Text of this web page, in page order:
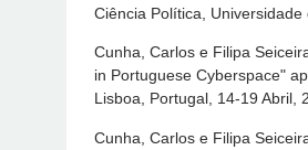
Ciência Política,
Cunha, Carlos e Filipa
in Portuguese Cyberspace"
Lisboa, Portugal, 14-19 Abril,
Cunha, Carlos e Filipa